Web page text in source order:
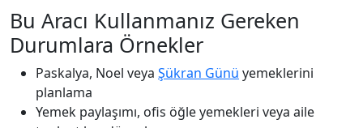
Bu Aracı Kullanmanız Gereken
Durumlara Örnekler
Paskalya, Noel veya Şükran Günü yemeklerini
planlama
Yemek paylaşımı, ofis öğle yemekleri veya aile